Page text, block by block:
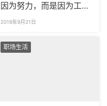
因为努力，而是因为工作
2019年9月21日
职场生活